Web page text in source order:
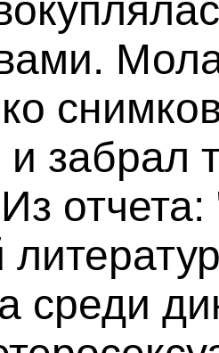
и забрал
среди